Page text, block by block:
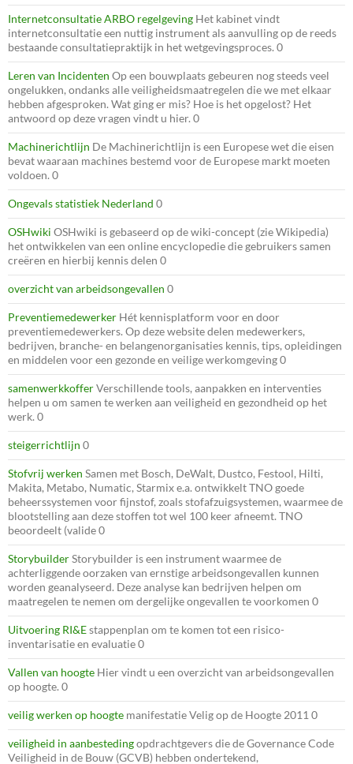
Internetconsultatie ARBO regelgeving Het kabinet vindt
internetconsultatie een nuttig instrument als aanvulling op de reeds
bestaande consultatiepraktijk in het wetgevingsproces. 0
Leren van Incidenten Op een bouwplaats gebeuren nog steeds veel
ongelukken, ondanks alle veiligheidsmaatregelen die we met elkaar
hebben afgesproken. Wat ging er mis? Hoe is het opgelost? Het
antwoord op deze vragen vindt u hier. 0
Machinerichtlijn De Machinerichtlijn is een Europese wet die eisen
bevat waaraan machines bestemd voor de Europese markt moeten
voldoen. 0
Ongevals statistiek Nederland 0
OSHwiki OSHwiki is gebaseerd op de wiki-concept (zie Wikipedia)
het ontwikkelen van een online encyclopedie die gebruikers samen
creëren en hierbij kennis delen 0
overzicht van arbeidsongevallen 0
Preventiemedewerker Hét kennisplatform voor en door
preventiemedewerkers. Op deze website delen medewerkers,
bedrijven, branche- en belangenorganisaties kennis, tips, opleidingen
en middelen voor een gezonde en veilige werkomgeving 0
samenwerkkofferVerschillende tools, aanpakken en interventies
helpen u om samen te werken aan veiligheid en gezondheid op het
werk. 0
steigerrichtlijn 0
Stofvrij werken Samen met Bosch, DeWalt, Dustco, Festool, Hilti,
Makita, Metabo, Numatic, Starmix e.a. ontwikkelt TNO goede
beheerssystemen voor fijnstof, zoals stofafzuigsystemen, waarmee de
blootstelling aan deze stoffen tot wel 100 keer afneemt. TNO
beoordeelt (valide 0
StorybuilderStorybuilder is een instrument waarmee de
achterliggende oorzaken van ernstige arbeidsongevallen kunnen
worden geanalyseerd. Deze analyse kan bedrijven helpen om
maatregelen te nemen om dergelijke ongevallen te voorkomen 0
Uitvoering RI&Estappenplan om te komen tot een risico-
inventarisatie en evaluatie 0
Vallen van hoogte Hier vindt u een overzicht van arbeidsongevallen
op hoogte. 0
veilig werken op hoogte manifestatie Velig op de Hoogte 2011 0
veiligheid in aanbestedingopdrachtgevers die de Governance Code
Veiligheid in de Bouw (GCVB) hebben ondertekend,